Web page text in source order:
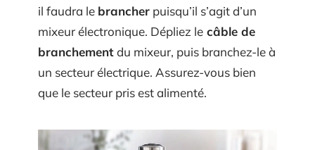
il faudra le brancher puisqu’il s’agit d’un
mixeur électronique. Dépliez le câble de
branchementdu mixeur, puis branchez-le à
un secteur électrique. Assurez-vous bien
que le secteur pris est alimenté.